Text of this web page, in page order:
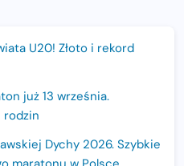
U20! Złoto i rekord
już 13 września.
rodzin
Dychy 2026. Szybkie